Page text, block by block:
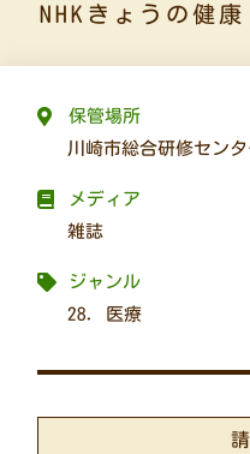
NHKきょうの健
保管場所
川崎市総合研修センタ
メディア
雑誌
ジャンル
28. 医療